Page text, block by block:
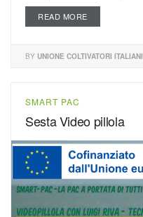
READ MORE
BY UNIONE COLTIVATORI ITALIANI
SMART PAC
Sesta Video pillola